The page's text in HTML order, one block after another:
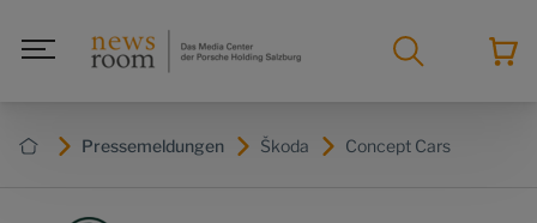
Pressemeldungen Škoda Concept Cars